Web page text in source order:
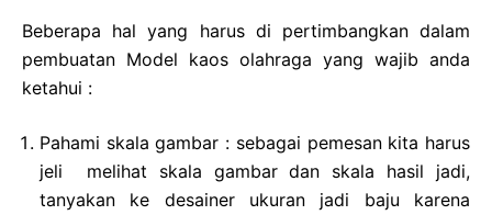
Beberapa hal yang harus di pertimbangkan dalam
pembuatan Model kaos olahraga yang wajib anda
ketahui :
Pahami skala gambar : sebagai pemesan kita harus
jeli melihat skala gambar dan skala hasil jadi,
tanyakan ke desainer ukuran jadi baju karena